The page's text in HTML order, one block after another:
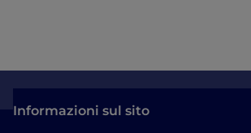
Informazioni sul sito